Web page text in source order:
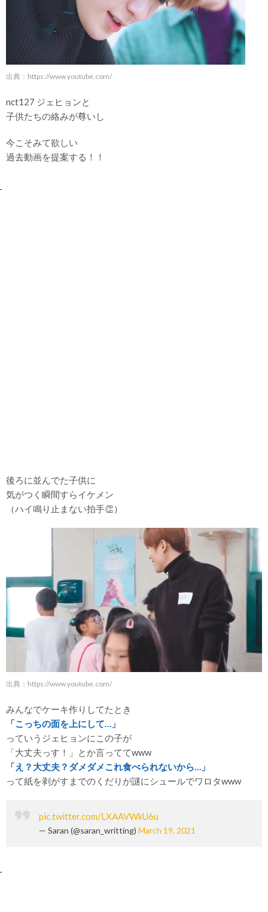
出典：https://www.youtube.com/
nct127 ジェヒョンと
子供たちの絡みが尊いし
今こそみて欲しい
過去動画を提案する！！
後ろに並んでた子供に
気がつく瞬間すらイケメン
（ハイ鳴り止まない拍手👏）
出典：https://www.youtube.com/
みんなでケーキ作りしてたとき
「こっちの面を上にして…」
っていうジェヒョンにこの子が
「大丈夫っす！」とか言っててwww
「え？大丈夫？ダメダメこれ食べられないから…」
って紙を剥がすまでのくだりが謎にシュールでワロタwww
pic.twitter.com/LXAAVWkU6u
— Saran (@saran_writting) March 19, 2021